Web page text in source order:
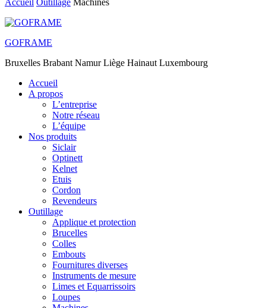
Accueil Outillage Machines
GOFRAME
Bruxelles Brabant Namur Liège Hainaut Luxembourg
Accueil
A propos
L’entreprise
Notre réseau
L’équipe
Nos produits
Siclair
Optinett
Kelnet
Etuis
Cordon
Revendeurs
Outillage
Applique et protection
Brucelles
Colles
Embouts
Fournitures diverses
Instruments de mesure
Limes et Equarrissoirs
Loupes